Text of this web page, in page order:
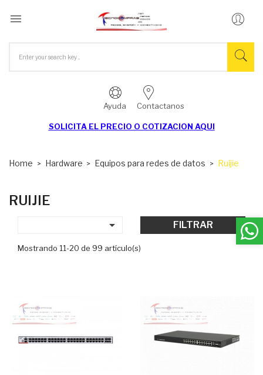

Ayuda Contactanos
SOLICITA EL PRECIO O COTIZACION AQUI
Home Hardware Equipos para redes de datos Ruijie
RUIJIE
 FILTRAR
Mostrando 11-20 de 99 artículo(s)